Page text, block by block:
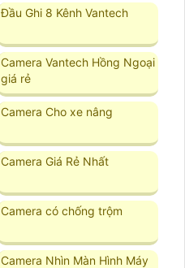
Đầu Ghi 8 Kênh Vantech
Camera Vantech Hồng Ngoại
giá rẻ
Camera Cho xe nâng
Camera Giá Rẻ Nhất
Camera có chống trộm
Camera Nhìn Màn Hình Máy